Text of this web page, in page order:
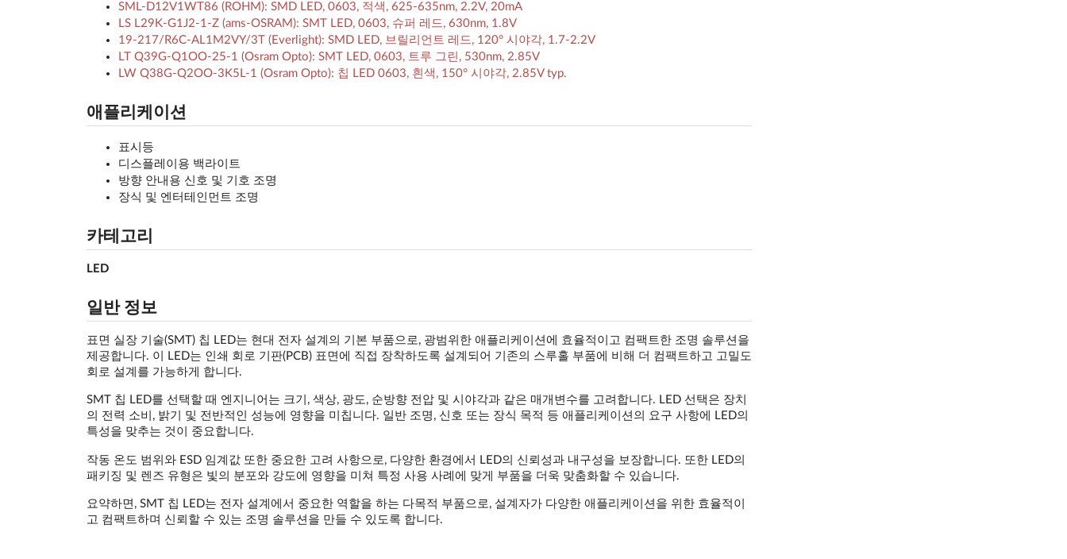
SML-D12V1WT86 (ROHM): SMD LED, 0603, 적색, 625-635nm, 2.2V, 20mA
LS L29K-G1J2-1-Z (ams-OSRAM): SMT LED, 0603, 슈퍼 레드, 630nm, 1.8V
19-217/R6C-AL1M2VY/3T (Everlight): SMD LED, 브릴리언트 레드, 120° 시야각, 1.7-2.2V
LT Q39G-Q1OO-25-1 (Osram Opto): SMT LED, 0603, 트루 그린, 530nm, 2.85V
LW Q38G-Q2OO-3K5L-1 (Osram Opto): 칩 LED 0603, 흰색, 150° 시야각, 2.85V typ.
애플리케이션
표시등
디스플레이용 백라이트
방향 안내용 신호 및 기호 조명
장식 및 엔터테인먼트 조명
카테고리
LED
일반 정보
표면 실장 기술(SMT) 칩 LED는 현대 전자 설계의 기본 부품으로, 광범위한 애플리케이션에 효율적이고 컴팩트한 조명 솔루션을
제공합니다. 이 LED는 인쇄 회로 기판(PCB) 표면에 직접 장착하도록 설계되어 기존의 스루홀 부품에 비해 더 컴팩트하고 고밀도
회로 설계를 가능하게 합니다.
SMT 칩 LED를 선택할 때 엔지니어는 크기, 색상, 광도, 순방향 전압 및 시야각과 같은 매개변수를 고려합니다. LED 선택은 장치
의 전력 소비, 밝기 및 전반적인 성능에 영향을 미칩니다. 일반 조명, 신호 또는 장식 목적 등 애플리케이션의 요구 사항에 LED의
특성을 맞추는 것이 중요합니다.
작동 온도 범위와 ESD 임계값 또한 중요한 고려 사항으로, 다양한 환경에서 LED의 신뢰성과 내구성을 보장합니다. 또한 LED의
패키징 및 렌즈 유형은 빛의 분포와 강도에 영향을 미쳐 특정 사용 사례에 맞게 부품을 더욱 맞춤화할 수 있습니다.
요약하면, SMT 칩 LED는 전자 설계에서 중요한 역할을 하는 다목적 부품으로, 설계자가 다양한 애플리케이션을 위한 효율적이
고 컴팩트하며 신뢰할 수 있는 조명 솔루션을 만들 수 있도록 합니다.